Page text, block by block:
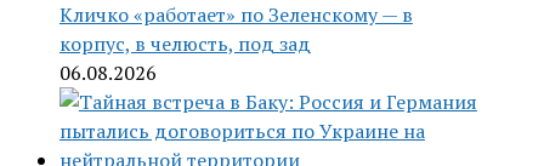
Кличко «работает» по Зеленскому — в
корпус, в челюсть, под зад
06.08.2026